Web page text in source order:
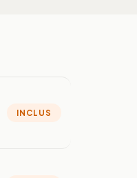
INCLUS